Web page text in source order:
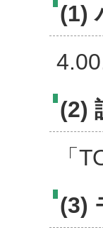
(1)
(2)
「
(3)